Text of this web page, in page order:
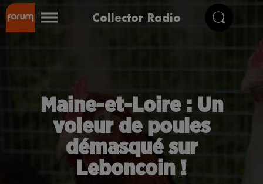
Collector Radio
Maine-et-Loire : Un
voleur de poules
démasqué sur
Leboncoin !